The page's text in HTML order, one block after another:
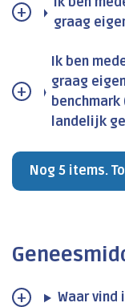
graag
Ik ben
graag
landelijk
Nog 5 items.
Waar vind